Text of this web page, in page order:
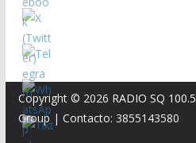
Copyright © 2026 RADIO SQ 100.5
Group | Contacto: 3855143580